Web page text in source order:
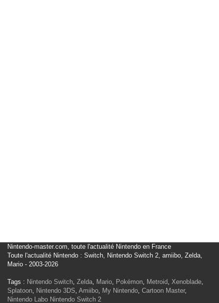
Nintendo-master.com, toute l'actualité Nintendo en France
Toute l'actualité Nintendo : Switch, Nintendo Switch 2, amiibo, Zelda,
Mario - 2003-2026
Tags : Nintendo Switch, Zelda, Mario, Pokémon, Metroid, Xenoblade,
Splatoon, Nintendo 3DS, Amiibo, My Nintendo, Cartoon Master,
Nintendo Labo Nintendo Switch 2